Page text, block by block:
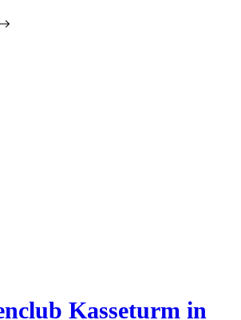
Kasseturm in